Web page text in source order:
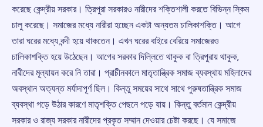
করেছে কেন্দ্রীয় সরকার। ত্রিপুরা সরকারও নারীদের শক্তিশালী করতে বিভিন্ন স্কিম
চালু করেছে। সমাজের মধ্যে নারীরা হচ্ছেন একটা অন্যতম চালিকাশক্তি। আগে
তারা ঘরের মধ্যে বন্দী হয়ে থাকতেন। এখন ঘরের বাইরে বেরিয়ে সমাজেরও
চালিকাশক্তি হয়ে উঠেছেন। আগের সরকার দিল্লিতে থাকুক বা ত্রিপুরায় থাকুক,
নারীদের মূল্যায়ন করে নি তারা। প্রাচীনকালে মাতৃতান্ত্রিক সমাজ ব্যবস্থায় মহিলাদের
অবস্থান অত্যন্ত মর্যাদাপূর্ণ ছিল। কিন্তু সময়ের সাথে সাথে পুরুষতান্ত্রিক সমাজ
ব্যবস্থা গড়ে উঠার কারণে মাতৃশক্তি পেছনে পড়ে যায়। কিন্তু বর্তমান কেন্দ্রীয়
সরকার ও রাজ্য সরকার নারীদের প্রকৃত সম্মান দেওয়ার চেষ্টা করছে। যে সমাজে